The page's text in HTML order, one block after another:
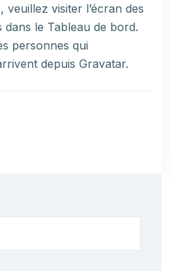
veuillez visiter l’écran des
dans le Tableau de bord.
personnes qui
depuis Gravatar.